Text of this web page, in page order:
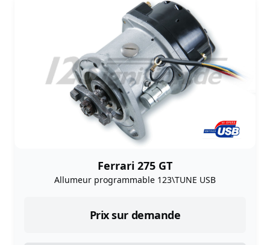
Ferrari 275 GT
Allumeur programmable 123\TUNE USB
Prix sur demande